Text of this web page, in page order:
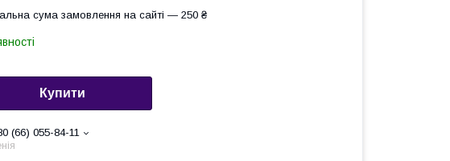
сума замовлення на сайті — 250 ₴
Купити
(66) 055-84-11